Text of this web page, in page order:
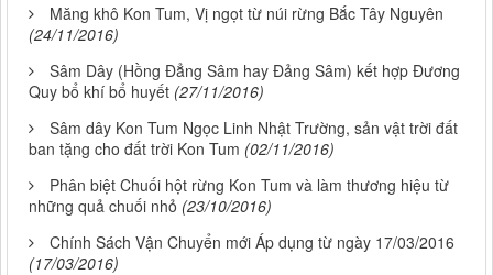
Măng khô Kon Tum, Vị ngọt từ núi rừng Bắc Tây Nguyên
(24/11/2016)
Sâm Dây (Hồng Đẳng Sâm hay Đảng Sâm) kết hợp Đương
Quy bổ khí bổ huyết (27/11/2016)
Sâm dây Kon Tum Ngọc Linh Nhật Trường, sản vật trời đất
ban tặng cho đất trời Kon Tum (02/11/2016)
Phân biệt Chuối hột rừng Kon Tum và làm thương hiệu từ
những quả chuối nhỏ (23/10/2016)
Chính Sách Vận Chuyển mới Áp dụng từ ngày 17/03/2016
(17/03/2016)